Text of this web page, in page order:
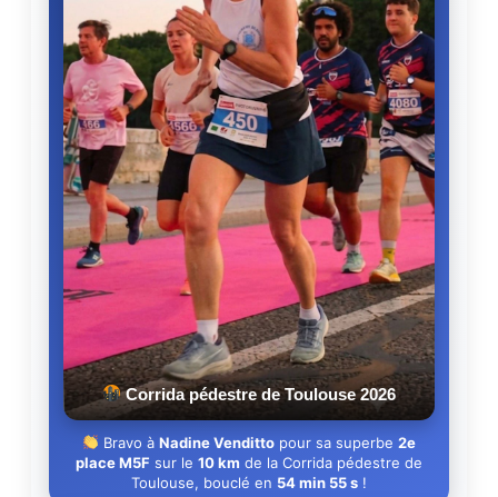
Corrida pédestre de Toulouse 2026
Bravo à Nadine Vendittopour sa superbe 2e
place M5F sur le 10 km de la Corrida pédestre de
Toulouse, bouclé en 54 min 55 s !